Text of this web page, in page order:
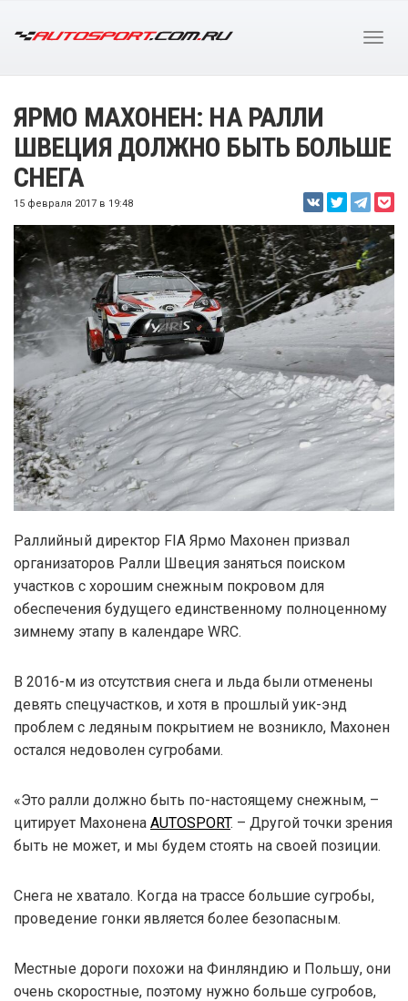
ЯРМО МАХОНЕН: НА РАЛЛИ
ШВЕЦИЯ ДОЛЖНО БЫТЬ БОЛЬШЕ
СНЕГА
15 февраля 2017 в 19:48
Раллийный директор FIA Ярмо Махонен призвал
организаторов Ралли Швеция заняться поиском
участков с хорошим снежным покровом для
обеспечения будущего единственному полноценному
зимнему этапу в календаре WRC.
В 2016-м из отсутствия снега и льда были отменены
девять спецучастков, и хотя в прошлый уик-энд
проблем с ледяным покрытием не возникло, Махонен
остался недоволен сугробами.
«Это ралли должно быть по-настоящему снежным, –
цитирует Махонена AUTOSPORT. – Другой точки зрения
быть не может, и мы будем стоять на своей позиции.
Снега не хватало. Когда на трассе большие сугробы,
проведение гонки является более безопасным.
Местные дороги похожи на Финляндию и Польшу, они
очень скоростные, поэтому нужно больше сугробов,